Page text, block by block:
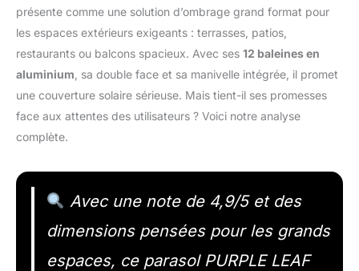
présente comme une solution d’ombrage grand format pour
les espaces extérieurs exigeants : terrasses, patios,
restaurants ou balcons spacieux. Avec ses 12 baleines en
aluminium , sa double face et sa manivelle intégrée, il promet
une couverture solaire sérieuse. Mais tient-il ses promesses
face aux attentes des utilisateurs ? Voici notre analyse
complète.
Avec une note de 4,9/5 et des
dimensions pensées pour les grands
espaces, ce parasol PURPLE LEAF